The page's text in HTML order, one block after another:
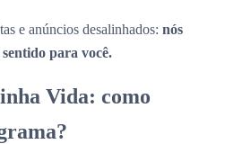
e anúncios desalinhados: nós
para você.
Vida: como